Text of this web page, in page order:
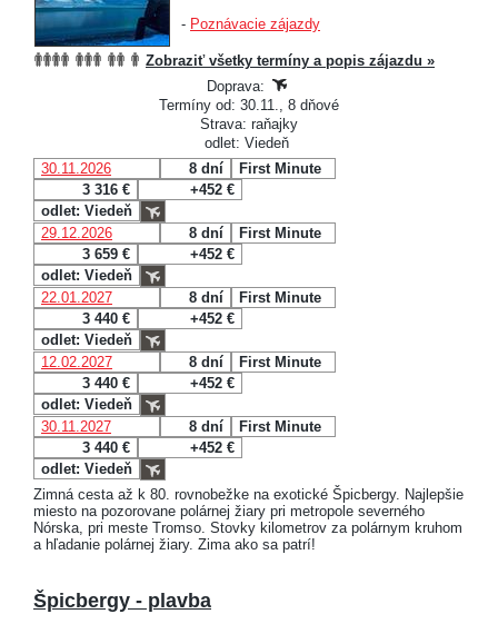
- Poznávacie zájazdy
Zobraziť všetky termíny a popis zájazdu »
Doprava:
Termíny od: 30.11., 8 dňové
Strava: raňajky
odlet: Viedeň
30.11.2026
8 dní
First Minute
3 316 €
+452 €
odlet: Viedeň
29.12.2026
8 dní
First Minute
3 659 €
+452 €
odlet: Viedeň
22.01.2027
8 dní
First Minute
3 440 €
+452 €
odlet: Viedeň
12.02.2027
8 dní
First Minute
3 440 €
+452 €
odlet: Viedeň
30.11.2027
8 dní
First Minute
3 440 €
+452 €
odlet: Viedeň
Zimná cesta až k 80. rovnobežke na exotické Špicbergy. Najlepšie
miesto na pozorovane polárnej žiary pri metropole severného
Nórska, pri meste Tromso. Stovky kilometrov za polárnym kruhom
a hľadanie polárnej žiary. Zima ako sa patrí!
Špicbergy - plavba